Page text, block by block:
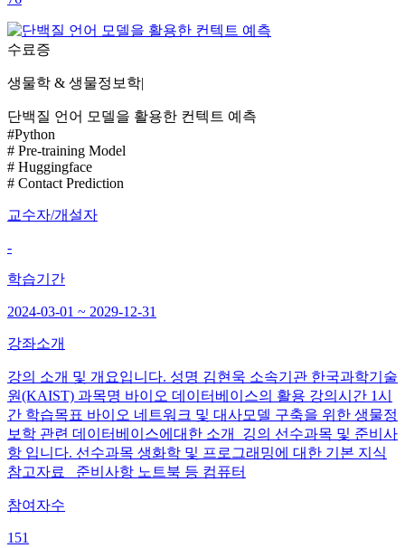
수료증
생물학 & 생물정보학|
단백질 언어 모델을 활용한 컨텍트 예측
#Python
# Pre-training Model
# Huggingface
# Contact Prediction
교수자/개설자
-
학습기간
2024-03-01 ~ 2029-12-31
강좌소개
강의 소개 및 개요입니다. 성명 김현욱 소속기관 한국과학기술
원(KAIST) 과목명 바이오 데이터베이스의 활용 강의시간 1시
간 학습목표 바이오 네트워크 및 대사모델 구축을 위한 생물정
보학 관련 데이터베이스에대한 소개 깅의 선수과목 및 준비사
항 입니다. 선수과목 생화학 및 프로그래밍에 대한 기본 지식
참고자료 준비사항 노트북 등 컴퓨터
참여자수
151